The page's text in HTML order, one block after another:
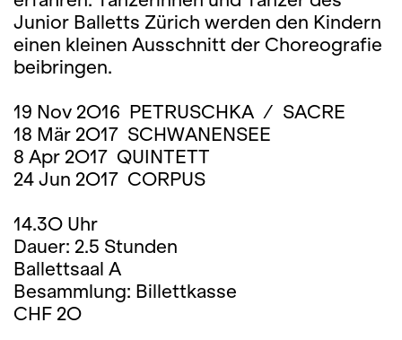
Junior Balletts Zürich werden den Kindern
einen kleinen Ausschnitt der Choreografie
beibringen.
19 Nov 2O16 PETRUSCHKA / SACRE
18 Mär 2O17 SCHWANENSEE
8 Apr 2O17 QUINTETT
24 Jun 2O17 CORPUS
14.3O Uhr
Dauer: 2.5 Stunden
Ballettsaal A
Besammlung: Billettkasse
CHF 2O